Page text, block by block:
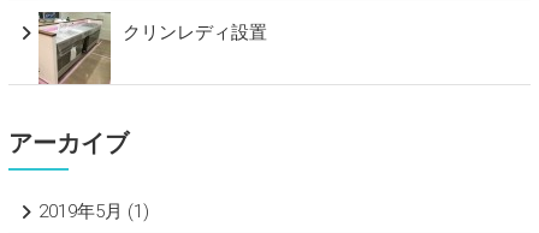
クリンレディ設置
アーカイブ
2019年5月 (1)